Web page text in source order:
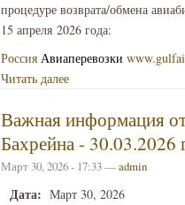
процедуре возврата/обмена
15 апреля 2026 года:
Россия Авиаперевозки
Читать далее
Важная информация
Бахрейна - 30.03.2026
Март 30, 2026 - 17:33 —admin
Дата: Март 30, 2026